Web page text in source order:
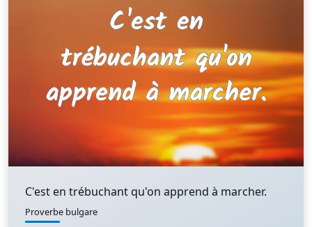
C'est en trébuchant qu'on apprend à marcher.
Proverbe bulgare